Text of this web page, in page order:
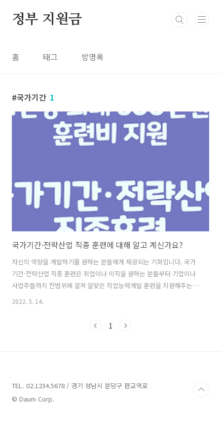
정부 지원금
홈 태그 방명록
국가기간 1
국가기간·전략산업 직종 훈련에 대해 알고 계신가요?
자신의 역량을 개발하기를 원하는 분들에게 제공되는 기회입니다. 국가
기간·전략산업 직종 훈련은 취업이나 이직을 원하는 분들부터 기업이나
사업주들까지 전범위에 걸쳐 알맞은 직업능력개발 훈련을 지원해주는
프로그램 입니다. 국가기간·전략산업이라는 말은 어렵지만 훈련 지원범
거규정 - 직업능력 개발법 제 12조, 18조 ■ 정책 소개 - 실업자등 직업능
상되는 직종에 대한 직업능력..
2022. 5. 14.
1
TEL. 02.1234.5678 / 경기 성남시 분당구 판교역로
© Daum Corp.